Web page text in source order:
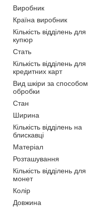
Виробник
Країна виробник
Кількість відділень для
купюр
Стать
Кількість відділень для
кредитних карт
Вид шкіри за способом
обробки
Стан
Ширина
Кількість відділень на
блискавці
Матеріал
Розташування
Кількість відділень для
монет
Колір
Довжина